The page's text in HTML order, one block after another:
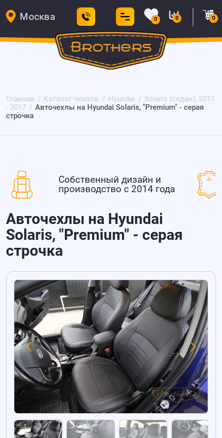
Москва 0 0 0
Главная Каталог чехлов Hyundai
Solaris (седан), 2011
- 2017
Авточехлы на Hyundai Solaris, "Premium" - серая
строчка
Собственный дизайн и
производство с 2014 года
Авточехлы на Hyundai
Solaris, "Premium" - серая
строчка